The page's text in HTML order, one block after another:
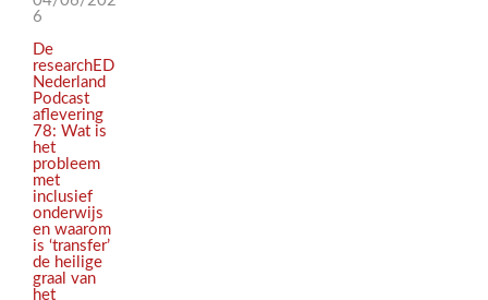
6
De
researchED
Nederland
Podcast
aflevering
78: Wat is
het
probleem
met
inclusief
onderwijs
en waarom
is ‘transfer’
de heilige
graal van
het